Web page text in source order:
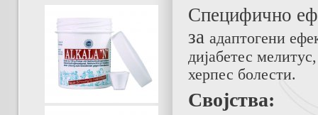
Специфично
за aдаптогени
дијабетес мелитус,
херпес болести.
Својства: